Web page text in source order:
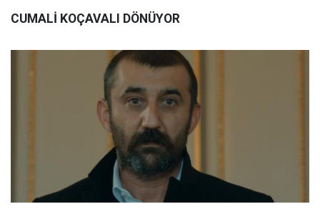
CUMALİ KOÇAVALI DÖNÜYOR